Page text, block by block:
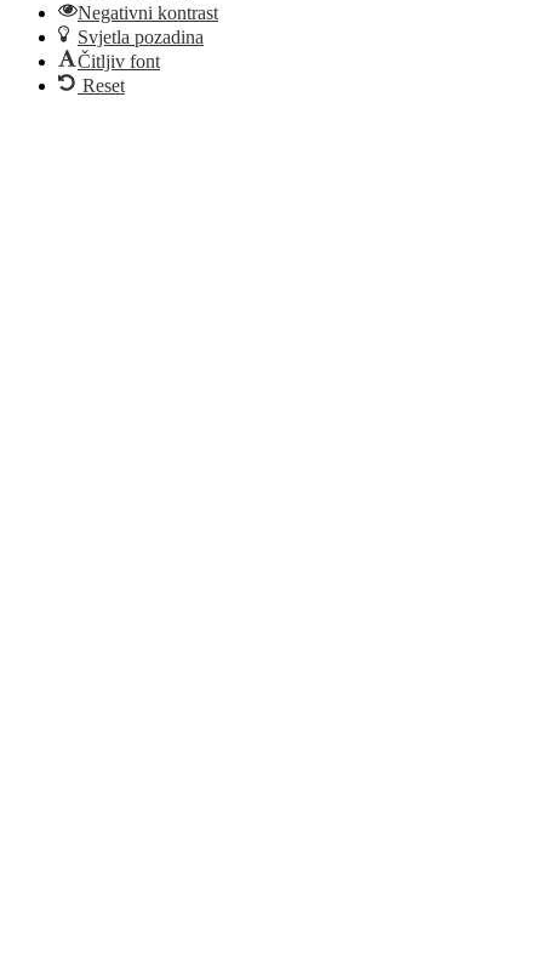
Negativni kontrast
Svjetla pozadina
Čitljiv font
Reset